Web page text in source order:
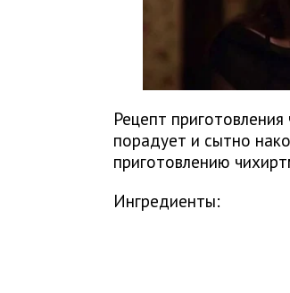
Рецепт
порадует и сытно
приготовлению
Ингредиенты: